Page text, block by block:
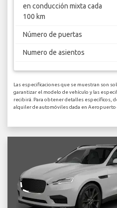
en conducción mixta cada
100 km
Número de puertas
Numero de asientos
Las especificaciones que se muestran son
garantizar el modelo de vehículo y las
recibirá. Para obtener detalles específicos,
alquiler de automóviles dada en Aeropuerto